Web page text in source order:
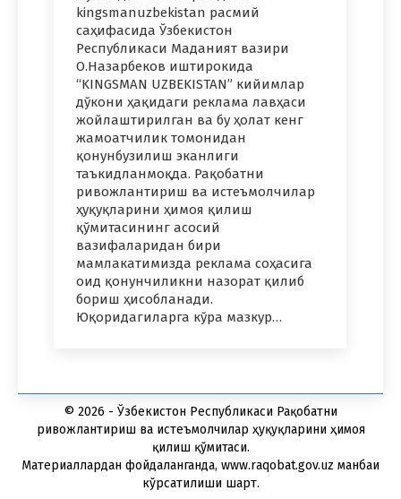
kingsmanuzbekistan расмий
саҳифасида Ўзбекистон
Республикаси Маданият вазири
О.Назарбеков иштирокида
“KINGSMAN UZBEKISTAN” кийимлар
дўкони ҳақидаги реклама лавҳаси
жойлаштирилган ва бу ҳолат кенг
жамоатчилик томонидан
қонунбузилиш эканлиги
таъкидланмоқда. Рақобатни
ривожлантириш ва истеъмолчилар
ҳуқуқларини ҳимоя қилиш
қўмитасининг асосий
вазифаларидан бири
мамлакатимизда реклама соҳасига
оид қонунчиликни назорат қилиб
бориш ҳисобланади.
Юқоридагиларга кўра мазкур…
© 2026 - Ўзбекистон Республикаси Рақобатни
ривожлантириш ва истеъмолчилар ҳуқуқларини ҳимоя
қилиш қўмитаси.
Материаллардан фойдаланганда, www.raqobat.gov.uz манбаи
кўрсатилиши шарт.